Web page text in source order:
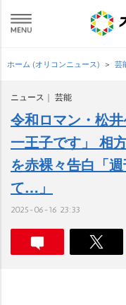
ホーム (オリコンニュース) 芸
ニュース 芸能
令和ロマン・松
一王子です」 相
を赤裸々告白「
て…」
2025-06-16 23:33